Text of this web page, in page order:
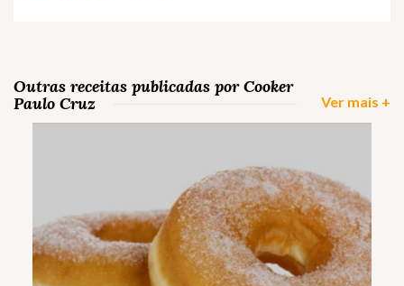
Outras receitas publicadas por Cooker
Paulo Cruz
Ver mais +